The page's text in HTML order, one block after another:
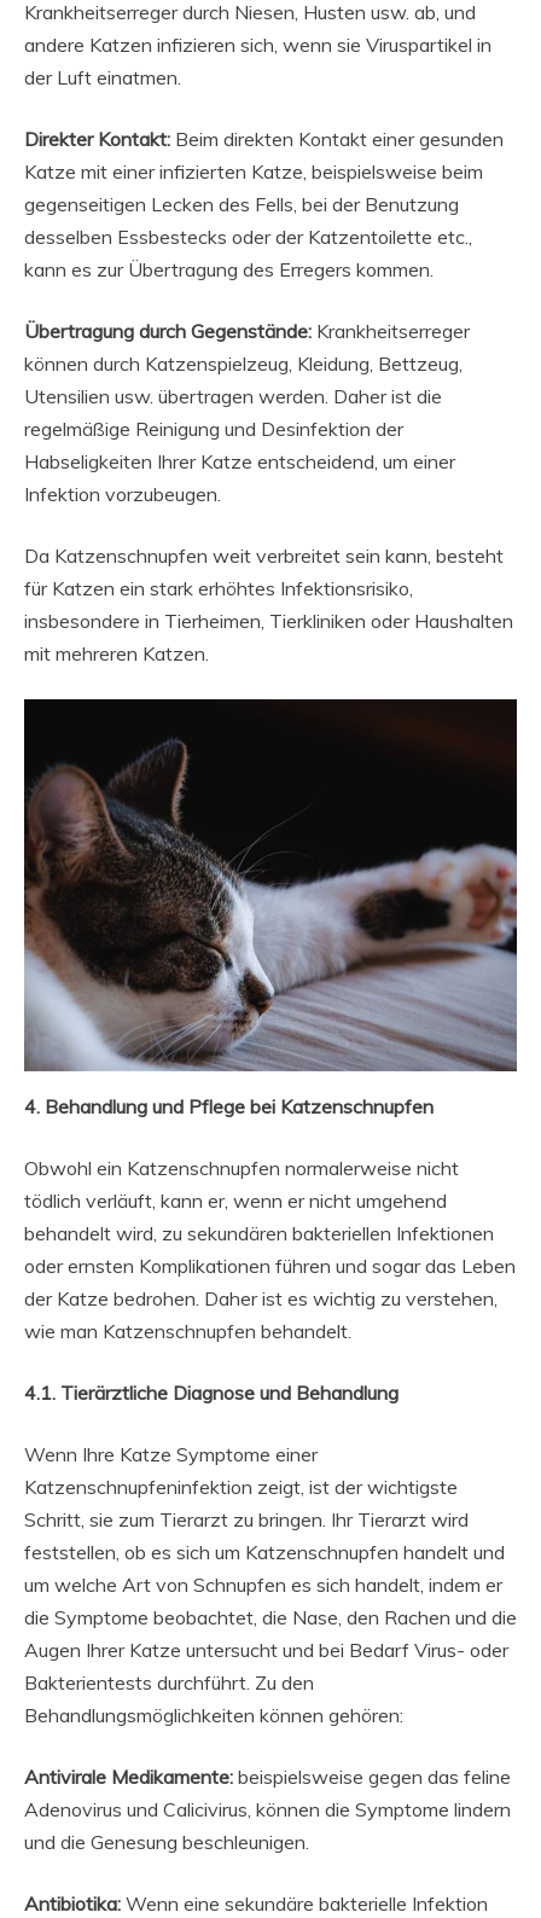
Krankheitserreger durch Niesen, Husten usw. ab, und
andere Katzen infizieren sich, wenn sie Viruspartikel in
der Luft einatmen.
Direkter Kontakt: Beim direkten Kontakt einer gesunden
Katze mit einer infizierten Katze, beispielsweise beim
gegenseitigen Lecken des Fells, bei der Benutzung
desselben Essbestecks ​​oder der Katzentoilette etc.,
kann es zur Übertragung des Erregers kommen.
Übertragung durch Gegenstände: Krankheitserreger
können durch Katzenspielzeug, Kleidung, Bettzeug,
Utensilien usw. übertragen werden. Daher ist die
regelmäßige Reinigung und Desinfektion der
Habseligkeiten Ihrer Katze entscheidend, um einer
Infektion vorzubeugen.
Da Katzenschnupfen weit verbreitet sein kann, besteht
für Katzen ein stark erhöhtes Infektionsrisiko,
insbesondere in Tierheimen, Tierkliniken oder Haushalten
mit mehreren Katzen.
4. Behandlung und Pflege bei Katzenschnupfen
Obwohl ein Katzenschnupfen normalerweise nicht
tödlich verläuft, kann er, wenn er nicht umgehend
behandelt wird, zu sekundären bakteriellen Infektionen
oder ernsten Komplikationen führen und sogar das Leben
der Katze bedrohen. Daher ist es wichtig zu verstehen,
wie man Katzenschnupfen behandelt.
4.1. Tierärztliche Diagnose und Behandlung
Wenn Ihre Katze Symptome einer
Katzenschnupfeninfektion zeigt, ist der wichtigste
Schritt, sie zum Tierarzt zu bringen. Ihr Tierarzt wird
feststellen, ob es sich um Katzenschnupfen handelt und
um welche Art von Schnupfen es sich handelt, indem er
die Symptome beobachtet, die Nase, den Rachen und die
Augen Ihrer Katze untersucht und bei Bedarf Virus- oder
Bakterientests durchführt. Zu den
Behandlungsmöglichkeiten können gehören:
Antivirale Medikamente: beispielsweise gegen das feline
Adenovirus und Calicivirus, können die Symptome lindern
und die Genesung beschleunigen.
Antibiotika: Wenn eine sekundäre bakterielle Infektion